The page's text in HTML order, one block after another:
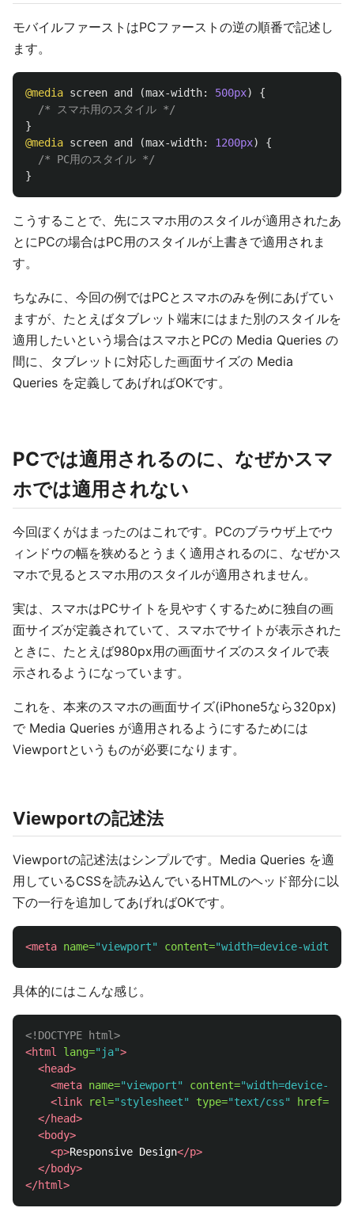
モバイルファーストはPCファーストの逆の順番で記述し
ます。
@media screen and (max-width: 500px)
{
/* スマホ用のスタイル */
}
@media screen and (max-width: 1200px)
{
/* PC用のスタイル */
}
こうすることで、先にスマホ用のスタイルが適用されたあ
とにPCの場合はPC用のスタイルが上書きで適用されま
す。
ちなみに、今回の例ではPCとスマホのみを例にあげてい
ますが、たとえばタブレット端末にはまた別のスタイルを
適用したいという場合はスマホとPCの Media Queries の
間に、タブレットに対応した画面サイズの Media
Queries を定義してあげればOKです。
PCでは適用されるのに、なぜかスマ
ホでは適用されない
今回ぼくがはまったのはこれです。PCのブラウザ上でウ
ィンドウの幅を狭めるとうまく適用されるのに、なぜかス
マホで見るとスマホ用のスタイルが適用されません。
実は、スマホはPCサイトを見やすくするために独自の画
面サイズが定義されていて、スマホでサイトが表示された
ときに、たとえば980px用の画面サイズのスタイルで表
示されるようになっています。
これを、本来のスマホの画面サイズ(iPhone5なら320px)
で Media Queries が適用されるようにするためには
Viewportというものが必要になります。
Viewportの記述法
Viewportの記述法はシンプルです。Media Queries を適
用しているCSSを読み込んでいるHTMLのヘッド部分に以
下の一行を追加してあげればOKです。
<meta name="viewport" content="width=device-width,
具体的にはこんな感じ。
<!DOCTYPE html>
<html
lang="ja">
<head>
<meta name="viewport" content="width=device-
<link
rel="stylesheet" type="text/css" href=
</head>
<body>
<p>Responsive Design</p>
</body>
</html>